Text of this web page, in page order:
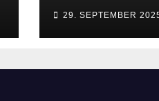
Innsbruck
(Kematen)
bis
29. SEPTEMBER